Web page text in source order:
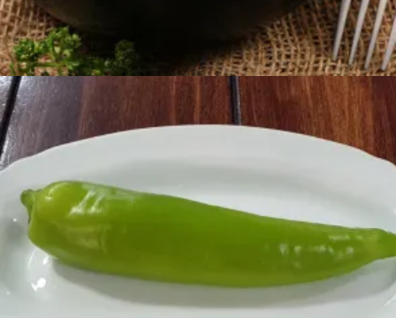
500AMD